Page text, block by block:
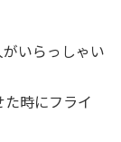
いらっしゃい
時にフライ